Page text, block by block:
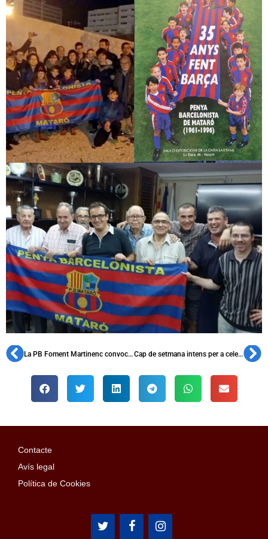
La PB Foment Martinenc convoca el seu X Certamen Literari Cap de setmana intens per a celebrar el 17è aniversari de la PB Indobarça Jogja
Contacte
Avís legal
Política de Cookies